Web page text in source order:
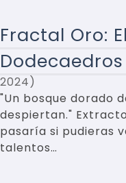
Fractal Oro:
2024
"Un bosque dorado
despiertan."
pasaría si pudieras
talentos…